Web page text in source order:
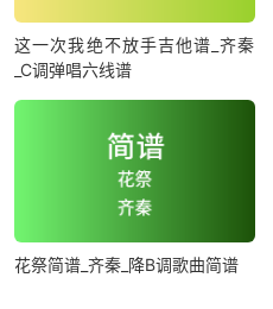
这一次我绝不放手吉他谱_齐秦
_C调弹唱六线谱
花祭简谱_齐秦_降B调歌曲简谱